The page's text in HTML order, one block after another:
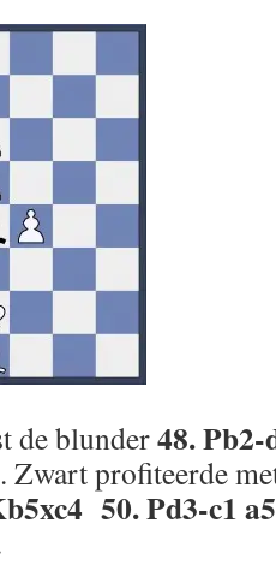
de blunder48. Pb2-
Zwart profiteerde
50. Pd3-c1